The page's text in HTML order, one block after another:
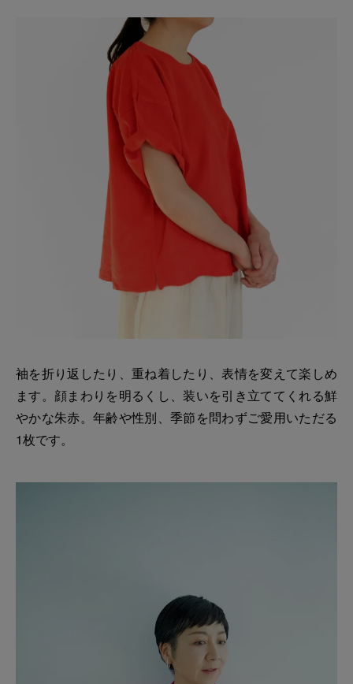
袖を折り返したり、重ね着したり、表情を変えて楽しめ
ます。顔まわりを明るくし、装いを引き立ててくれる鮮
やかな朱赤。年齢や性別、季節を問わずご愛用いただる
1枚です。